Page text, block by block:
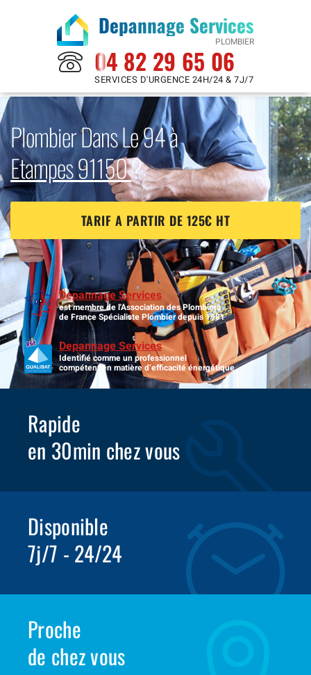
Depannage Services
PLOMBIER
04 82 29 65 06
SERVICES D'URGENCE 24H/24 & 7J/7
Plombier Dans Le 94 à
Etampes 91150?
TARIF A PARTIR DE 125€ HT
Depannage Services
est membre de l'Association des Plombiers
de France Spécialiste Plombier depuis 1981
Depannage Services
Identifié comme un professionnel
compétent en matière d’efficacité énergétique.
Rapide
en 30min chez vous
Disponible
7j/7 - 24/24
Proche
de chez vous